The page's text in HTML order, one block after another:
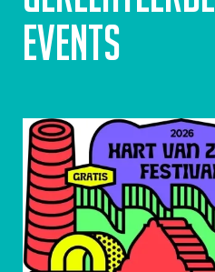
events